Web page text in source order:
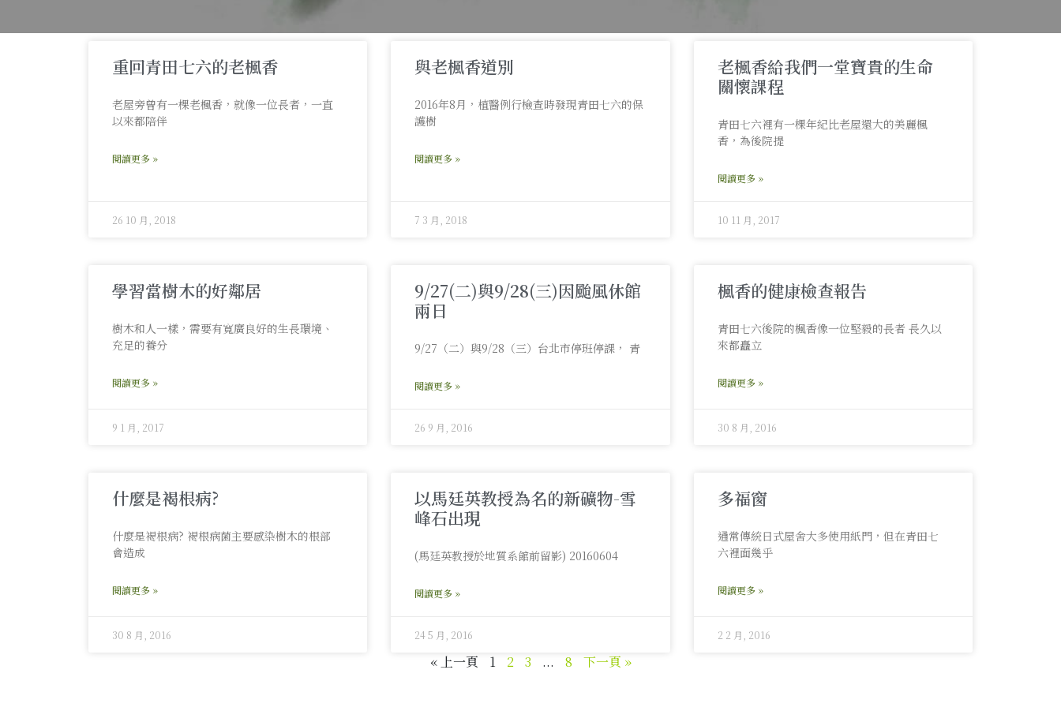
重回青田七六的老楓香
老屋旁曾有一棵老楓香，就像一位長者，一直
以來都陪伴
閱讀更多 »
26 10 月, 2018
與老楓香道別
2016年8月，植醫例行檢查時發現青田七六的保
護樹
閱讀更多 »
7 3 月, 2018
老楓香給我們一堂寶貴的生命
關懷課程
青田七六裡有一棵年紀比老屋還大的美麗楓
香，為後院提
閱讀更多 »
10 11 月, 2017
學習當樹木的好鄰居
樹木和人一樣，需要有寬廣良好的生長環境、
充足的養分
閱讀更多 »
9 1 月, 2017
9/27(二)與9/28(三)因颱風休館
兩日
9/27（二）與9/28（三）台北市停班停課， 青
閱讀更多 »
26 9 月, 2016
楓香的健康檢查報告
青田七六後院的楓香像一位堅毅的長者 長久以
來都矗立
閱讀更多 »
30 8 月, 2016
什麼是褐根病?
什麼是褐根病? 褐根病菌主要感染樹木的根部
會造成
閱讀更多 »
30 8 月, 2016
以馬廷英教授為名的新礦物-雪
峰石出現
(馬廷英教授於地質系館前留影) 20160604
閱讀更多 »
24 5 月, 2016
多福窗
通常傳統日式屋舍大多使用紙門，但在青田七
六裡面幾乎
閱讀更多 »
2 2 月, 2016
« 上一頁 1 2 3 ... 8 下一頁 »